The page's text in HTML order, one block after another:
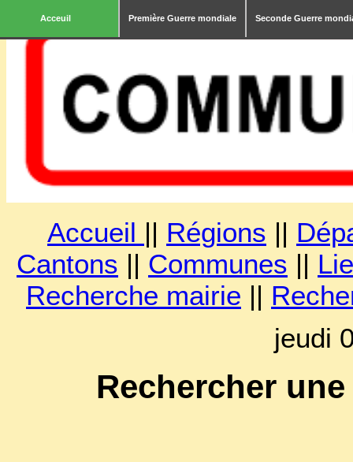
Acceuil Première Guerre mondiale Seconde Guerre
Accueil || Régions ||
Cantons || Communes ||
Recherche mairie ||
jeudi
Rechercher